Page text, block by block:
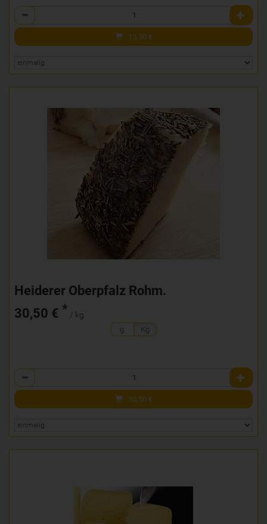
Anzahl
15,30 €
Heiderer Oberpfalz Rohm.
30,50 € * / kg
g Kg
Anzahl
30,50 €